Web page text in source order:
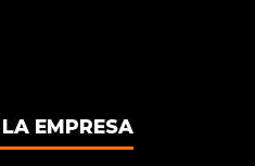
EMPRESA